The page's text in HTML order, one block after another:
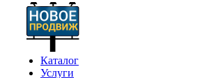
Каталог
Услуги